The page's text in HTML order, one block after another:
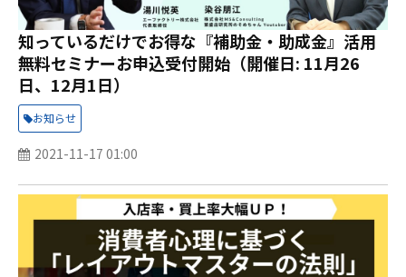
知っているだけでお得な『補助金・助成金』活用
無料セミナーお申込受付開始（開催日: 11月26
日、12月1日）
お知らせ
2021-11-17 01:00